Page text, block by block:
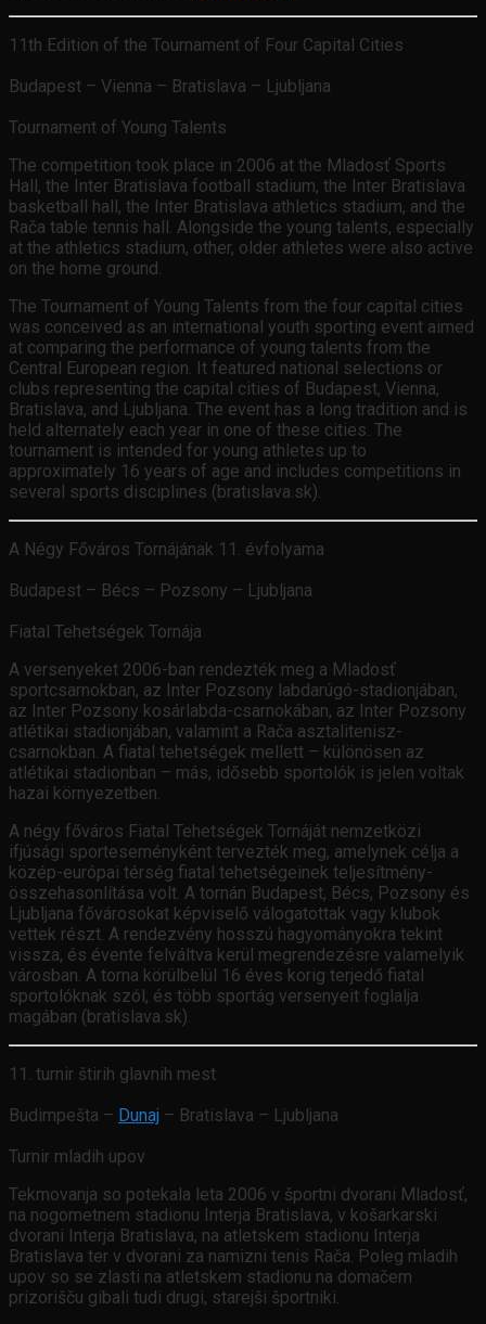
11th Edition of the Tournament of Four Capital Cities
Budapest – Vienna – Bratislava – Ljubljana
Tournament of Young Talents
The competition took place in 2006 at the Mladosť Sports
Hall, the Inter Bratislava football stadium, the Inter Bratislava
basketball hall, the Inter Bratislava athletics stadium, and the
Rača table tennis hall. Alongside the young talents, especially
at the athletics stadium, other, older athletes were also active
on the home ground.
The Tournament of Young Talents from the four capital cities
was conceived as an international youth sporting event aimed
at comparing the performance of young talents from the
Central European region. It featured national selections or
clubs representing the capital cities of Budapest, Vienna,
Bratislava, and Ljubljana. The event has a long tradition and is
held alternately each year in one of these cities. The
tournament is intended for young athletes up to
approximately 16 years of age and includes competitions in
several sports disciplines (bratislava.sk).
A Négy Főváros Tornájának 11. évfolyama
Budapest – Bécs – Pozsony – Ljubljana
Fiatal Tehetségek Tornája
A versenyeket 2006-ban rendezték meg a Mladosť
sportcsarnokban, az Inter Pozsony labdarúgó-stadionjában,
az Inter Pozsony kosárlabda-csarnokában, az Inter Pozsony
atlétikai stadionjában, valamint a Rača asztalitenisz-
csarnokban. A fiatal tehetségek mellett – különösen az
atlétikai stadionban – más, idősebb sportolók is jelen voltak
hazai környezetben.
A négy főváros Fiatal Tehetségek Tornáját nemzetközi
ifjúsági sporteseményként tervezték meg, amelynek célja a
közép-európai térség fiatal tehetségeinek teljesítmény-
összehasonlítása volt. A tornán Budapest, Bécs, Pozsony és
Ljubljana fővárosokat képviselő válogatottak vagy klubok
vettek részt. A rendezvény hosszú hagyományokra tekint
vissza, és évente felváltva kerül megrendezésre valamelyik
városban. A torna körülbelül 16 éves korig terjedő fiatal
sportolóknak szól, és több sportág versenyeit foglalja
magában (bratislava.sk).
11. turnir štirih glavnih mest
Budimpešta – Dunaj – Bratislava – Ljubljana
Turnir mladih upov
Tekmovanja so potekala leta 2006 v športni dvorani Mladosť,
na nogometnem stadionu Interja Bratislava, v košarkarski
dvorani Interja Bratislava, na atletskem stadionu Interja
Bratislava ter v dvorani za namizni tenis Rača. Poleg mladih
upov so se zlasti na atletskem stadionu na domačem
prizorišču gibali tudi drugi, starejši športniki.